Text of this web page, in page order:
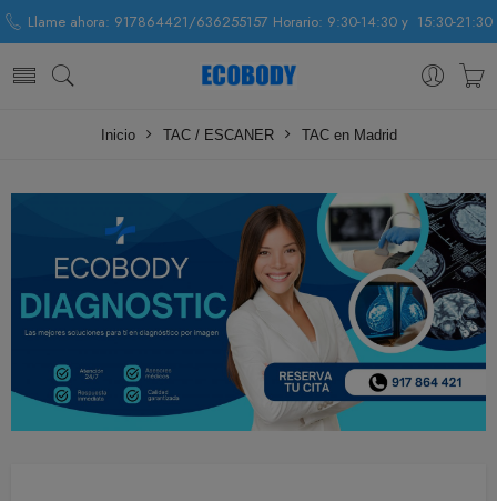
Llame ahora: 917864421/636255157 Horario: 9:30-14:30 y 15:30-21:30
Inicio TAC / ESCANER TAC en Madrid